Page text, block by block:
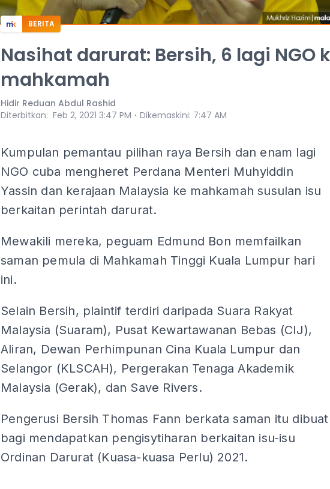
BERITA
Nasihat darurat: Bersih, 6 lagi NGO
mahkamah
Hidir Reduan Abdul Rashid
Diterbitkan: Feb 2, 2021 3:47 PM ⋅ Dikemaskini: 7:47 AM
Kumpulan pemantau pilihan raya Bersih dan enam lagi
NGO cuba mengheret Perdana Menteri Muhyiddin
Yassin dan kerajaan Malaysia ke mahkamah susulan isu
berkaitan perintah darurat.
Mewakili mereka, peguam Edmund Bon memfailkan
saman pemula di Mahkamah Tinggi Kuala Lumpur hari
ini.
Selain Bersih, plaintif terdiri daripada Suara Rakyat
Malaysia (Suaram), Pusat Kewartawanan Bebas (CIJ),
Aliran, Dewan Perhimpunan Cina Kuala Lumpur dan
Selangor (KLSCAH), Pergerakan Tenaga Akademik
Malaysia (Gerak), dan Save Rivers.
Pengerusi Bersih Thomas Fann berkata saman itu dibuat
bagi mendapatkan pengisytiharan berkaitan isu-isu
Ordinan Darurat (Kuasa-kuasa Perlu) 2021.